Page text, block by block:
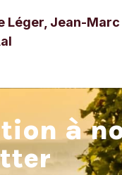
Léger, Jean-
à